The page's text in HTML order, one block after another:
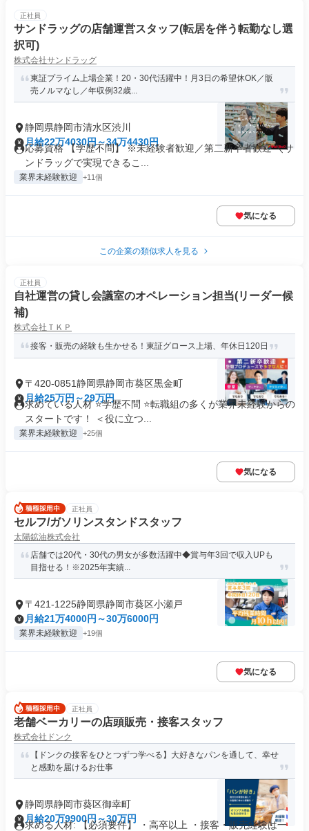
正社員
サンドラッグの店舗運営スタッフ(転居を伴う転勤なし選
択可)
株式会社サンドラッグ
東証プライム上場企業！20・30代活躍中！月3日の希望休OK／販
売ノルマなし／年収例32歳...
静岡県静岡市清水区渋川
月給22万4030円～34万4430円
応募資格 【学歴不問】 ※未経験者歓迎／第二新卒者歓迎 ＼サ
ンドラッグで実現できるこ...
業界未経験歓迎 +11個
気になる
この企業の類似求人を見る
正社員
自社運営の貸し会議室のオペレーション担当(リーダー候
補)
株式会社ＴＫＰ
接客・販売の経験も生かせる！東証グロース上場、年休日120日
〒420-0851静岡県静岡市葵区黒金町
月給25万円～29万円
求めている人材 ⭐学歴不問 ⭐転職組の多くが業界未経験からの
スタートです！ ＜役に立つ...
業界未経験歓迎 +25個
気になる
正社員
セルフ/ガソリンスタンドスタッフ
太陽鉱油株式会社
店舗では20代・30代の男女が多数活躍中◆賞与年3回で収入UPも
目指せる！※2025年実績...
〒421-1225静岡県静岡市葵区小瀬戸
月給21万4000円～30万6000円
業界未経験歓迎 +19個
気になる
正社員
老舗ベーカリーの店頭販売・接客スタッフ
株式会社ドンク
【ドンクの接客をひとつずつ学べる】大好きなパンを通して、幸せ
と感動を届けるお仕事
静岡県静岡市葵区御幸町
月給20万9900円～30万円
求める人材: 【必須要件】 ・高卒以上 ・接客・販売経験は一